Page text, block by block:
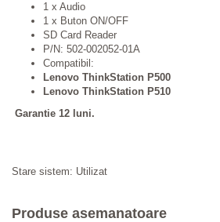
1 x Audio
1 x Buton ON/OFF
SD Card Reader
P/N: 502-002052-01A
Compatibil:
Lenovo ThinkStation P500
Lenovo ThinkStation P510
Garantie 12 luni.
Stare sistem: Utilizat
Produse asemanatoare